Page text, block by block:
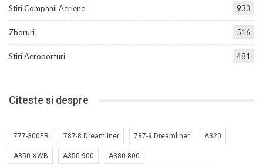
Stiri Companii Aeriene 933
Zboruri 516
Stiri Aeroporturi 481
Citeste si despre
777-300ER 787-8 Dreamliner 787-9 Dreamliner A320
A350 XWB A350-900 A380-800